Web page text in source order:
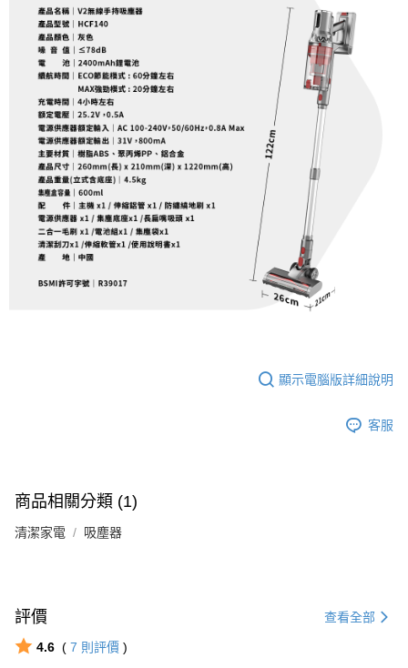
顯示電腦版詳細說明
客服
商品相關分類 (1)
清潔家電 吸塵器
評價 查看全部
4.6 ( 7 則評價 )